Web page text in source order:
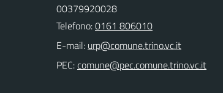
00379920028
Telefono:0161 806010
E-mail:
PEC: